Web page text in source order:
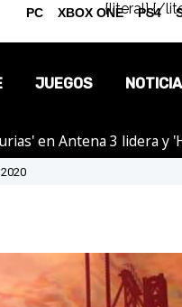
{literal}{/
JUEGOS
en Antena 3 lidera
PC XBOX ONE PS4